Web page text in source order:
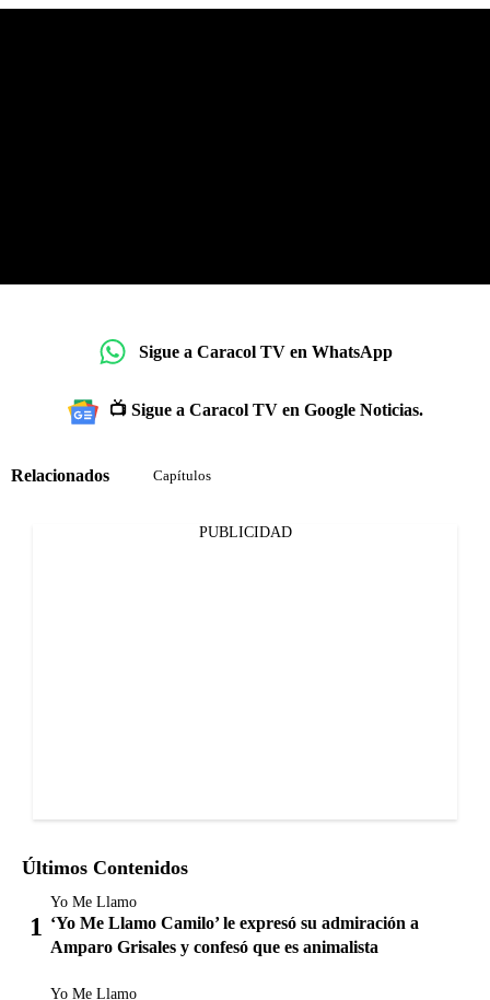
Sigue a Caracol TV en WhatsApp
📺 Sigue a Caracol TV en Google Noticias.
Relacionados Capítulos
PUBLICIDAD
Últimos Contenidos
Yo Me Llamo
‘Yo Me Llamo Camilo’ le expresó su admiración a
Amparo Grisales y confesó que es animalista
Yo Me Llamo